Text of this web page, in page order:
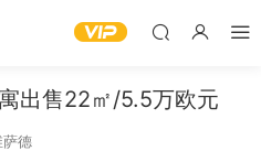
出售22㎡/5.5万欧元
萨德